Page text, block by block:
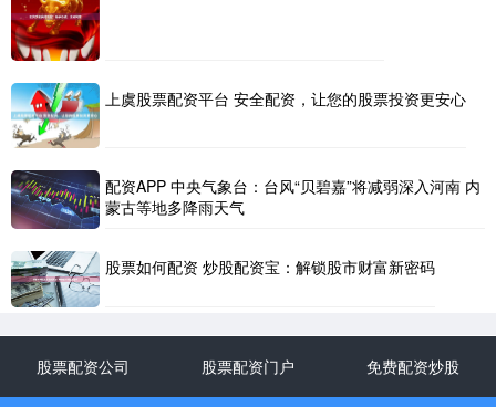
上虞股票配资平台 安全配资，让您的股票投资更安心
配资APP 中央气象台：台风“贝碧嘉”将减弱深入河南 内
蒙古等地多降雨天气
股票如何配资 炒股配资宝：解锁股市财富新密码
股票配资公司 股票配资门户 免费配资炒股